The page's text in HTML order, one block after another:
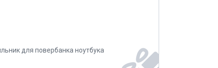
для повербанка ноутбука